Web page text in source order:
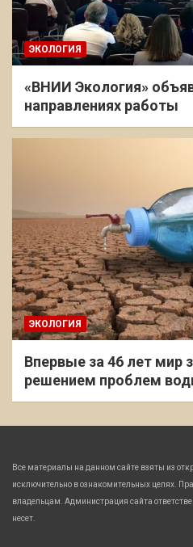
ЭКОЛОГИЯ
«ВНИИ Экология»
направлениях работы
ЭКОЛОГИЯ
Впервые за 46 лет мир
решением проблем
Все материалы на данном сайте взяты из
исключительно в ознакомительных целях.
владельцам. Администрация сайта
несет.